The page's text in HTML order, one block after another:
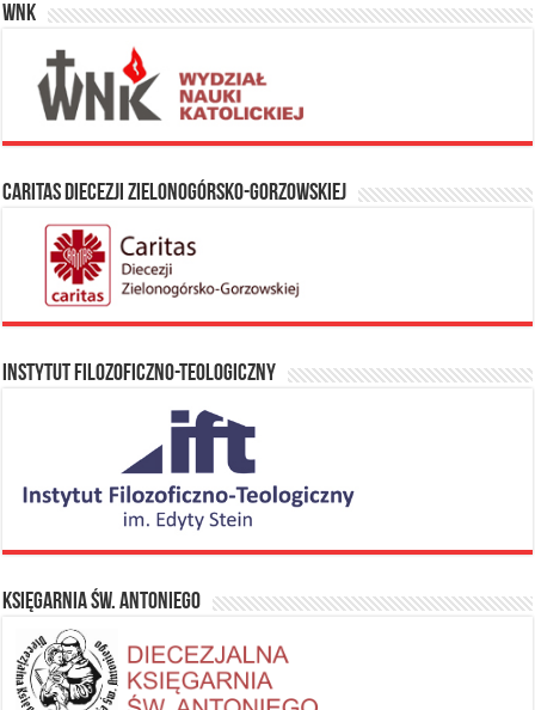
WNK
Caritas Diecezji Zielonogórsko-Gorzowskiej
Instytut Filozoficzno-Teologiczny
Księgarnia Św. Antoniego